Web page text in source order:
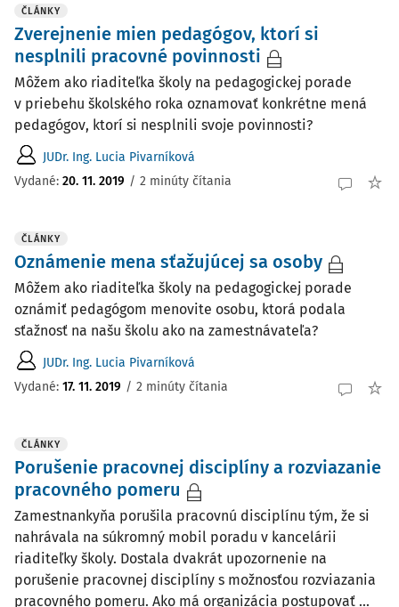
ČLÁNKY
Zverejnenie mien pedagógov, ktorí si
nesplnili pracovné povinnosti
Môžem ako riaditeľka školy na pedagogickej porade
v priebehu školského roka oznamovať konkrétne mená
pedagógov, ktorí si nesplnili svoje povinnosti?
JUDr. Ing. Lucia Pivarníková
Vydané: 20. 11. 2019 / 2 minúty čítania
ČLÁNKY
Oznámenie mena sťažujúcej sa osoby
Môžem ako riaditeľka školy na pedagogickej porade
oznámiť pedagógom menovite osobu, ktorá podala
sťažnosť na našu školu ako na zamestnávateľa?
JUDr. Ing. Lucia Pivarníková
Vydané: 17. 11. 2019 / 2 minúty čítania
ČLÁNKY
Porušenie pracovnej disciplíny a rozviazanie
pracovného pomeru
Zamestnankyňa porušila pracovnú disciplínu tým, že si
nahrávala na súkromný mobil poradu v kancelárii
riaditeľky školy. Dostala dvakrát upozornenie na
porušenie pracovnej disciplíny s možnosťou rozviazania
pracovného pomeru. Ako má organizácia postupovať ...